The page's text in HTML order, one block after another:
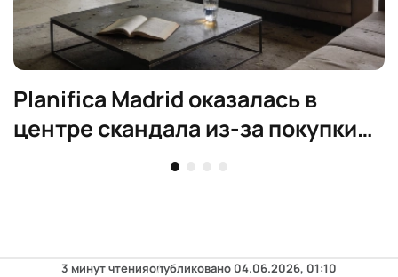
Planifica Madrid оказалась в
центре скандала из-за покупки
элитного жилья
3 минут чтенияопубликовано 04.06.2026, 01:10